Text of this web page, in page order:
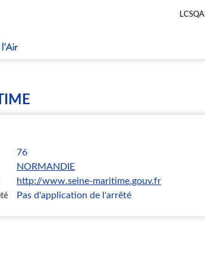
LCSQA
76
NORMANDIE
http://www.seine-maritime.gouv.fr
Pas d'application de l'arrêté